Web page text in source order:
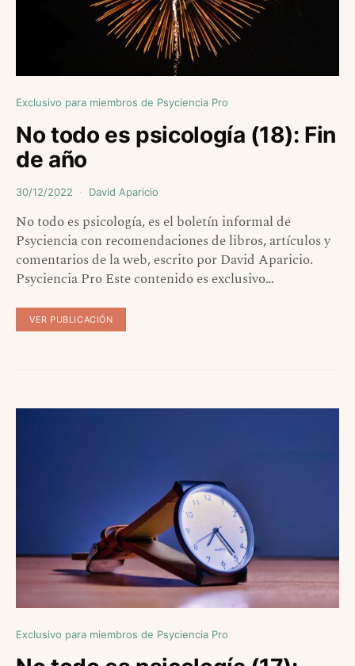
Exclusivo para miembros de Psyciencia Pro
No todo es psicología (18): Fin
de año
30/12/2022 David Aparicio
No todo es psicología, es el boletín informal de
Psyciencia con recomendaciones de libros, artículos y
comentarios de la web, escrito por David Aparicio.
Psyciencia Pro Este contenido es exclusivo…
VER PUBLICACIÓN
Exclusivo para miembros de Psyciencia Pro